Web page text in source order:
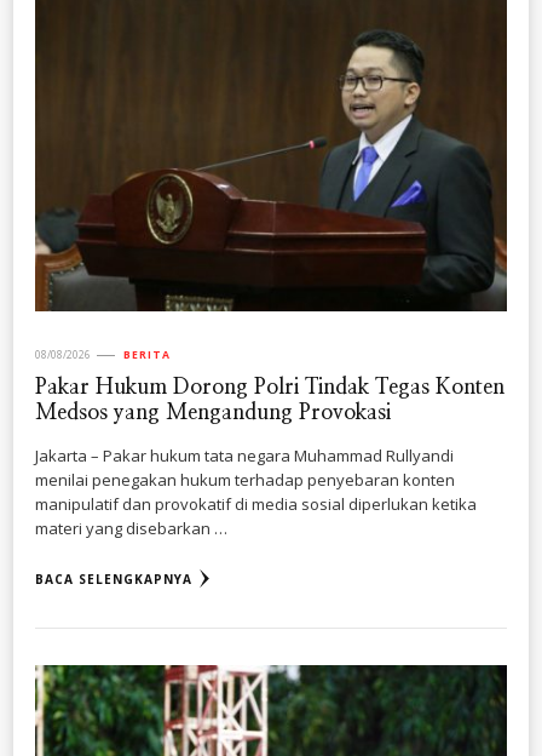
08/08/2026 BERITA
Pakar Hukum Dorong Polri Tindak Tegas Konten
Medsos yang Mengandung Provokasi
Jakarta – Pakar hukum tata negara Muhammad Rullyandi
menilai penegakan hukum terhadap penyebaran konten
manipulatif dan provokatif di media sosial diperlukan ketika
materi yang disebarkan …
BACA SELENGKAPNYA